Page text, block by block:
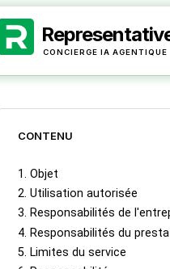
CONCIERGE IA AGENTIQUE
CONTENU
1. Objet
2. Utilisation autorisée
3. Responsabilités de
4. Responsabilités du
5. Limites du service